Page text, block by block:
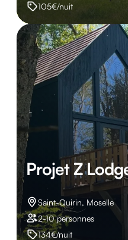
105€/nuit
Projet Z
Saint-Quirin, Moselle
2-10 personnes
134€/nuit